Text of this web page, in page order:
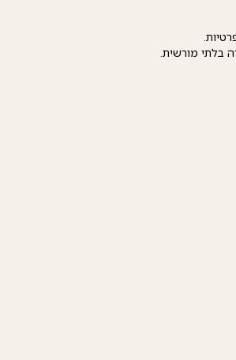
בלתי מורשית.